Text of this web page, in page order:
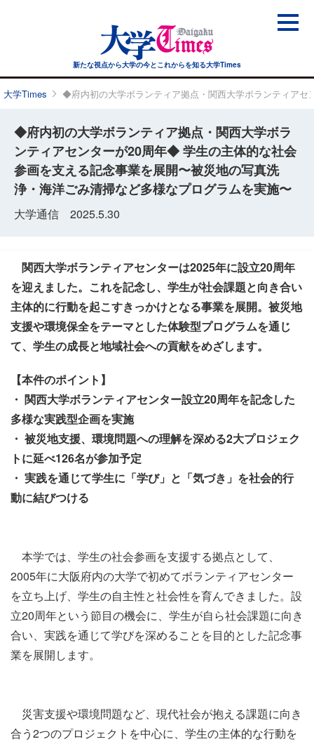
新たな視点から大学の今とこれからを知る大学Times
大学Times ◆府内初の大学ボランティア拠点・関西大学ボランティア
◆府内初の大学ボランティア拠点・関西大学ボラ
ンティアセンターが20周年◆ 学生の主体的な社会
参画を支える記念事業を展開〜被災地の写真洗
浄・海洋ごみ清掃など多様なプログラムを実施〜
大学通信 2025.5.30
関西大学ボランティアセンターは2025年に設立20周年
を迎えました。これを記念し、学生が社会課題と向き合い
主体的に行動を起こすきっかけとなる事業を展開。被災地
支援や環境保全をテーマとした体験型プログラムを通じ
て、学生の成長と地域社会への貢献をめざします。
【本件のポイント】
・ 関西大学ボランティアセンター設立20周年を記念した
多様な実践型企画を実施
・ 被災地支援、環境問題への理解を深める2大プロジェク
トに延べ126名が参加予定
・ 実践を通じて学生に「学び」と「気づき」を社会的行
動に結びつける
本学では、学生の社会参画を支援する拠点として、
2005年に大阪府内の大学で初めてボランティアセンター
を立ち上げ、学生の自主性と社会性を育んできました。設
立20周年という節目の機会に、学生が自ら社会課題に向き
合い、実践を通じて学びを深めることを目的とした記念事
業を展開します。
災害支援や環境問題など、現代社会が抱える課題に向き
合う2つのプロジェクトを中心に、学生の主体的な行動を